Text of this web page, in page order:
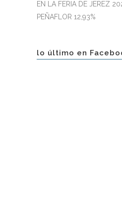
EN LA FERIA DE JEREZ
PEÑAFLOR 12,93%
lo último en